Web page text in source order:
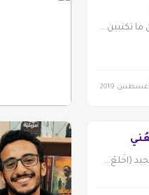
تكتبين...
(اخْلعْ...